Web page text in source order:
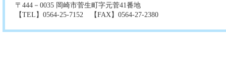
〒444－0035 岡崎市菅生町字元菅41番地
【TEL】0564-25-7152 【FAX】0564-27-2380